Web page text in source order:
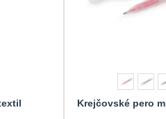
Krejčovské pero